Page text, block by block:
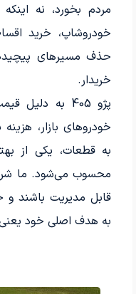
مردم بخورد، نه
حذف مسیرهای
خریدار.
پژو 405 به
خودروهای بازار،
به قطعات، یکی از
محسوب می‌شود. ما
قابل مدیریت باشند و
به هدف اصلی خود